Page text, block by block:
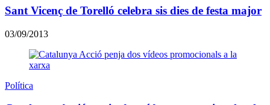
Sant Vicenç de Torelló celebra sis dies de festa major
03/09/2013
Política